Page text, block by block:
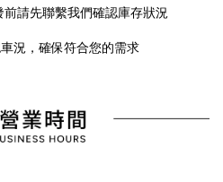
請先聯繫我們確認庫存狀況
況，確保符合您的需求